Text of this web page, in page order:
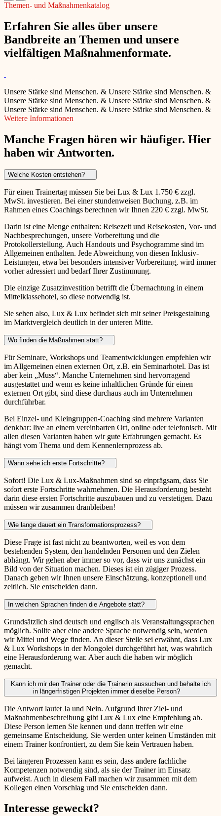
Themen- und Maßnahmenkatalog
Erfahren Sie alles über unsere
Bandbreite an Themen und unsere
vielfältigen Maßnahmenformate.
Unsere Stärke sind Menschen. & Unsere Stärke sind Menschen. &
Unsere Stärke sind Menschen. & Unsere Stärke sind Menschen. &
Unsere Stärke sind Menschen. & Unsere Stärke sind Menschen. &
Weitere Informationen
Manche Fragen hören wir häufiger. Hier
haben wir Antworten.
Welche Kosten entstehen?
Für einen Trainertag müssen Sie bei Lux & Lux 1.750 € zzgl.
MwSt. investieren. Bei einer stundenweisen Buchung, z.B. im
Rahmen eines Coachings berechnen wir Ihnen 220 € zzgl. MwSt.
Darin ist eine Menge enthalten: Reisezeit und Reisekosten, Vor- und
Nachbesprechungen, unsere Vorbereitung und die
Protokollerstellung. Auch Handouts und Psychogramme sind im
Allgemeinen enthalten. Jede Abweichung von diesen Inklusiv-
Leistungen, etwa bei besonders intensiver Vorbereitung, wird immer
vorher adressiert und bedarf Ihrer Zustimmung.
Die einzige Zusatzinvestition betrifft die Übernachtung in einem
Mittelklassehotel, so diese notwendig ist.
Sie sehen also, Lux & Lux befindet sich mit seiner Preisgestaltung
im Marktvergleich deutlich in der unteren Mitte.
Wo finden die Maßnahmen statt?
Für Seminare, Workshops und Teamentwicklungen empfehlen wir
im Allgemeinen einen externen Ort, z.B. ein Seminarhotel. Das ist
aber kein „Muss“. Manche Unternehmen sind hervorragend
ausgestattet und wenn es keine inhaltlichen Gründe für einen
externen Ort gibt, sind diese durchaus auch im Unternehmen
durchführbar.
Bei Einzel- und Kleingruppen-Coaching sind mehrere Varianten
denkbar: live an einem vereinbarten Ort, online oder telefonisch. Mit
allen diesen Varianten haben wir gute Erfahrungen gemacht. Es
hängt vom Thema und dem Kennenlernprozess ab.
Wann sehe ich erste Fortschritte?
Sofort! Die Lux & Lux-Maßnahmen sind so einprägsam, dass Sie
sofort erste Fortschritte wahrnehmen. Die Herausforderung besteht
darin diese ersten Fortschritte auszubauen und zu verstetigen. Dazu
müssen wir zusammen dranbleiben!
Wie lange dauert ein Transformationsprozess?
Diese Frage ist fast nicht zu beantworten, weil es von dem
bestehenden System, den handelnden Personen und den Zielen
abhängt. Wir gehen aber immer so vor, dass wir uns zunächst ein
Bild von der Situation machen. Dieses ist ein zügiger Prozess.
Danach geben wir Ihnen unsere Einschätzung, konzeptionell und
zeitlich. Sie entscheiden dann.
In welchen Sprachen finden die Angebote statt?
Grundsätzlich sind deutsch und englisch als Veranstaltungssprachen
möglich. Sollte aber eine andere Sprache notwendig sein, werden
wir Mittel und Wege finden. An dieser Stelle sei erwähnt, dass Lux
& Lux Workshops in der Mongolei durchgeführt hat, was wahrlich
eine Herausforderung war. Aber auch die haben wir möglich
gemacht.
Kann ich mir den Trainer oder die Trainerin aussuchen und behalte ich
in längerfristigen Projekten immer dieselbe Person?
Die Antwort lautet Ja und Nein. Aufgrund Ihrer Ziel- und
Maßnahmenbeschreibung gibt Lux & Lux eine Empfehlung ab.
Diese Person lernen Sie kennen und dann treffen wir eine
gemeinsame Entscheidung. Sie werden unter keinen Umständen mit
einem Trainer konfrontiert, zu dem Sie kein Vertrauen haben.
Bei längeren Prozessen kann es sein, dass andere fachliche
Kompetenzen notwendig sind, als sie der Trainer im Einsatz
aufweist. Auch in diesem Fall machen wir zusammen mit dem
Kollegen einen Vorschlag und Sie entscheiden dann.
Interesse geweckt?